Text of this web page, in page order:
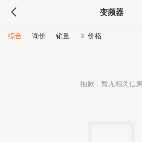
变频器
综合 询价 销量 价格
抱歉，暂无相关信息